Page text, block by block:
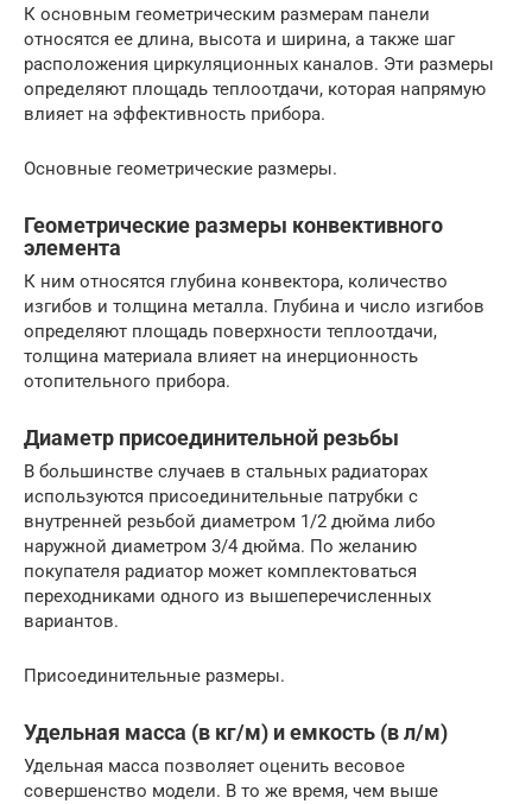
К основным геометрическим размерам панели
относятся ее длина, высота и ширина, а также шаг
расположения циркуляционных каналов. Эти размеры
определяют площадь теплоотдачи, которая напрямую
влияет на эффективность прибора.
Основные геометрические размеры.
Геометрические размеры конвективного
элемента
К ним относятся глубина конвектора, количество
изгибов и толщина металла. Глубина и число изгибов
определяют площадь поверхности теплоотдачи,
толщина материала влияет на инерционность
отопительного прибора.
Диаметр присоединительной резьбы
В большинстве случаев в стальных радиаторах
используются присоединительные патрубки с
внутренней резьбой диаметром 1/2 дюйма либо
наружной диаметром 3/4 дюйма. По желанию
покупателя радиатор может комплектоваться
переходниками одного из вышеперечисленных
вариантов.
Присоединительные размеры.
Удельная масса (в кг/м) и емкость (в л/м)
Удельная масса позволяет оценить весовое
совершенство модели. В то же время, чем выше